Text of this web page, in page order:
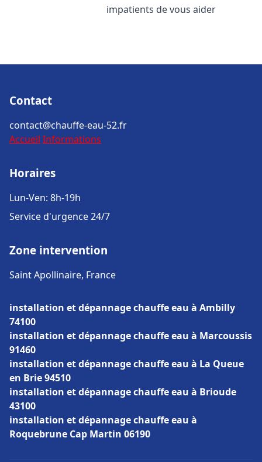
impatients de vous aider
Contact
contact@chauffe-eau-52.fr
Accueil Informations
Horaires
Lun-Ven: 8h-19h
Service d'urgence 24/7
Zone intervention
Saint Apollinaire, France
installation et dépannage chauffe eau à Ambilly
74100
installation et dépannage chauffe eau à Marcoussis
91460
installation et dépannage chauffe eau à La Queue
en Brie 94510
installation et dépannage chauffe eau à Brioude
43100
installation et dépannage chauffe eau à
Roquebrune Cap Martin 06190